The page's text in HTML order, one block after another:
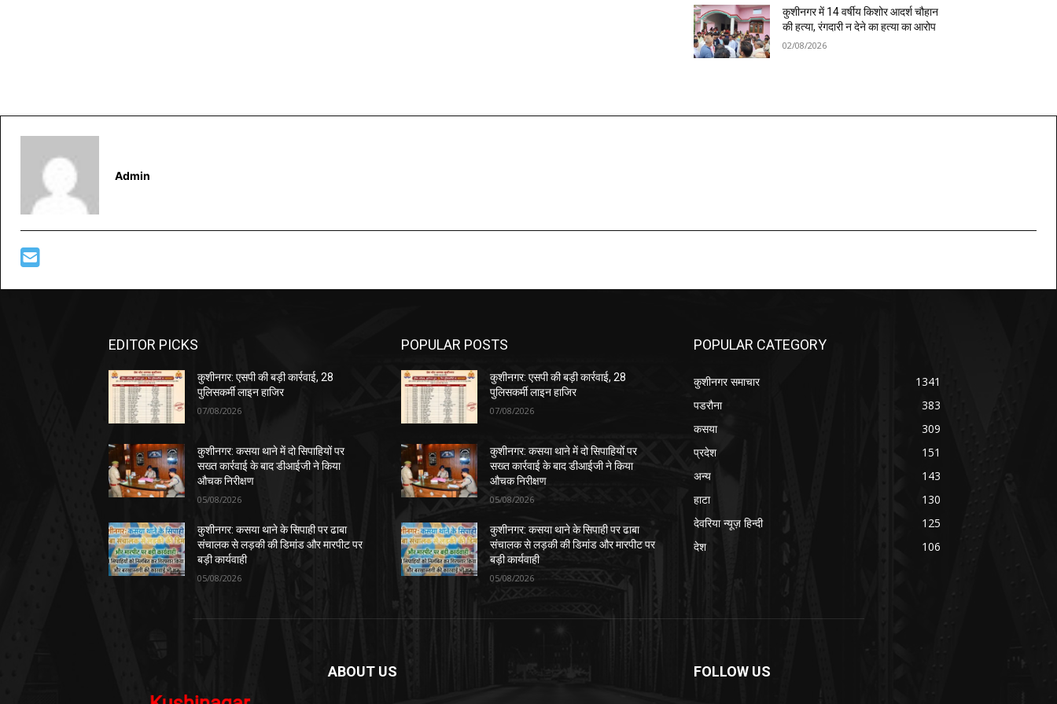
कुशीनगर में 14 वर्षीय किशोर आदर्श चौहान
की हत्या, रंगदारी न देने का हत्या का आरोप
02/08/2026
Admin
EDITOR PICKS
कुशीनगर: एसपी की बड़ी कार्रवाई, 28
पुलिसकर्मी लाइन हाजिर
07/08/2026
कुशीनगर: कसया थाने में दो सिपाहियों पर
सख्त कार्रवाई के बाद डीआईजी ने किया
औचक निरीक्षण
05/08/2026
कुशीनगर: कसया थाने के सिपाही पर ढाबा
संचालक से लड़की की डिमांड और मारपीट पर
बड़ी कार्यवाही
05/08/2026
POPULAR POSTS
कुशीनगर: एसपी की बड़ी कार्रवाई, 28
पुलिसकर्मी लाइन हाजिर
07/08/2026
कुशीनगर: कसया थाने में दो सिपाहियों पर
सख्त कार्रवाई के बाद डीआईजी ने किया
औचक निरीक्षण
05/08/2026
कुशीनगर: कसया थाने के सिपाही पर ढाबा
संचालक से लड़की की डिमांड और मारपीट पर
बड़ी कार्यवाही
05/08/2026
POPULAR CATEGORY
कुशीनगर समाचार
1341
पडरौना
383
कसया
309
प्रदेश
151
अन्य
143
हाटा
130
देवरिया न्यूज़ हिन्दी
125
देश
106
ABOUT US FOLLOW US